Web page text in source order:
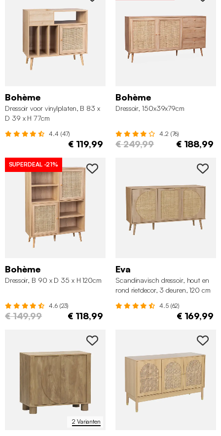
Bohème
Dressoir voor vinylplaten, B 83 x
D 39 x H 77cm
4.4 (47)
€ 119,99
Bohème
Dressoir, 150x39x79cm
4.2 (76)
€ 249,99 € 188,99
SUPERDEAL -21%
Bohème
Dressoir, B 90 x D 35 x H 120cm
4.6 (23)
€ 149,99 € 118,99
Eva
Scandinavisch dressoir, hout en
rond rietdecor, 3 deuren, 120 cm
4.5 (62)
€ 169,99
2 Varianten